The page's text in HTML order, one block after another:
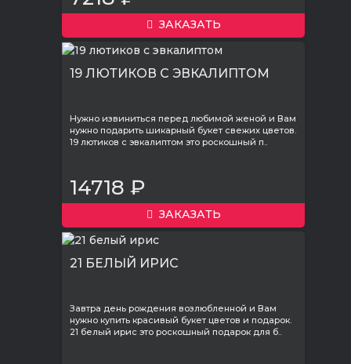
ЗАКАЗАТЬ
19 ЛЮТИКОВ С ЭВКАЛИПТОМ
Нужно извиниться перед любимой женой и Вам
нужно подарить шикарный букет свежих цветов.
19 лютиков с эвкалиптом это роскошный п..
14718 ₽
ЗАКАЗАТЬ
21 БЕЛЫЙ ИРИС
Завтра день рождения возлюбленной и Вам
нужно купить красивый букет цветов и подарок.
21 белый ирис это роскошный подарок для б..